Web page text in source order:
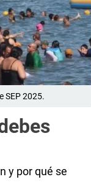
SEP 2025.
y por qué se